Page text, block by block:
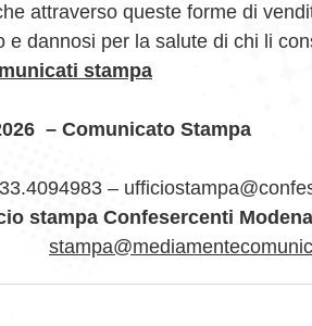
attraverso queste forme di
e dannosi per la salute di chi li
stampa
– Comunicato Stampa
–
stampa Confesercenti